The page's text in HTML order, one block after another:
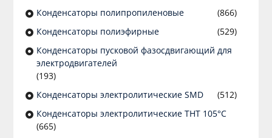
Конденсаторы полипропиленовые
(866)
Конденсаторы полиэфирные
(529)
Конденсаторы пусковой фазосдвигающий для
электродвигателей
(193)
Конденсаторы электролитические SMD
(512)
Конденсаторы электролитические THT 105°C
(665)